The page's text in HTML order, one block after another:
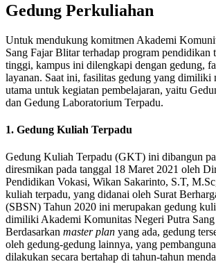
Gedung Perkuliahan
Untuk mendukung komitmen Akademi
Sang Fajar Blitar terhadap program pendidikan
tinggi, kampus ini dilengkapi dengan gedung,
layanan. Saat ini, fasilitas gedung yang dimiliki
utama untuk kegiatan pembelajaran, yaitu
dan Gedung Laboratorium Terpadu.
1. Gedung Kuliah Terpadu
Gedung Kuliah Terpadu (GKT) ini dibangun
diresmikan pada tanggal 18 Maret 2021 oleh
Pendidikan Vokasi, Wikan Sakarinto, S.T,
kuliah terpadu, yang didanai oleh Surat
(SBSN) Tahun 2020 ini merupakan gedung
dimiliki Akademi Komunitas Negeri Putra
Berdasarkan master plan yang ada, gedung
oleh gedung-gedung lainnya, yang
dilakukan secara bertahap di tahun-tahun